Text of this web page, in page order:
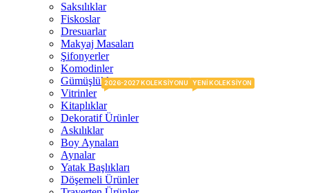
Saksılıklar
Fiskoslar
Dresuarlar
Makyaj Masaları
Şifonyerler
Komodinler
Gümüşlükler
Vitrinler
Kitaplıklar
Dekoratif Ürünler
Askılıklar
Boy Aynaları
Aynalar
Yatak Başlıkları
Döşemeli Ürünler
2026-2027 KOLEKSIYONU YENI KOLEKSIYON